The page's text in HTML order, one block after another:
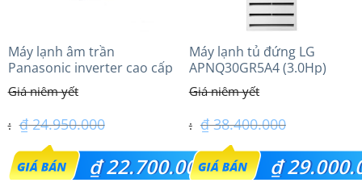
Máy lạnh âm trần
Panasonic inverter cao cấp
(2.0 Hp) S-1821PU3HA/U-
18PRH1H5
₫24.950.000
Giá
gốc
₫22.700.000
Máy lạnh tủ đứng LG
APNQ30GR5A4 (3.0Hp)
Inverter
₫38.400.000
Giá
gốc
₫